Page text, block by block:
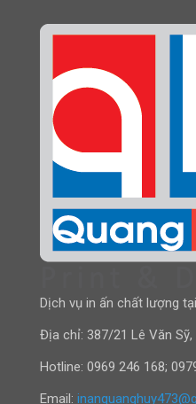
Dịch vụ in ấn chất lượng
Địa chỉ: 387/21 Lê Văn Sỹ,
Hotline: 0969 246 168;
Email: